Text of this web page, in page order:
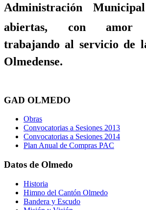
Administración
abiertas, con amor
trabajando al servicio de
Olmedense.
GAD OLMEDO
Obras
Convocatorias a Sesiones 2013
Convocatorias a Sesiones 2014
Plan Anual de Compras PAC
Datos de Olmedo
Historia
Himno del Cantón Olmedo
Bandera y Escudo